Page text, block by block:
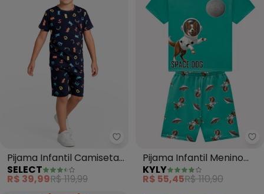
Select - Pijama Infantil
Pijama Infantil Camiseta
e Bermuda (Azul)
SELECT
R$ 39,99R$ 119,99
Pijama Infantil Menino
Cachorrinho (Verde)
KYLY
R$ 55,45R$ 110,90